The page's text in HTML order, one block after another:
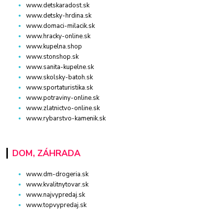
www.detskaradost.sk
www.detsky-hrdina.sk
www.domaci-milacik.sk
www.hracky-online.sk
www.kupelna.shop
www.stonshop.sk
www.sanita-kupelne.sk
www.skolsky-batoh.sk
www.sportaturistika.sk
www.potraviny-online.sk
www.zlatnictvo-online.sk
www.rybarstvo-kamenik.sk
DOM, ZÁHRADA
www.dm-drogeria.sk
www.kvalitnytovar.sk
www.najvypredaj.sk
www.topvypredaj.sk